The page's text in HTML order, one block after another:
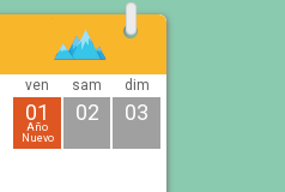
ven sam dim
01
Año
Nuevo
02 03